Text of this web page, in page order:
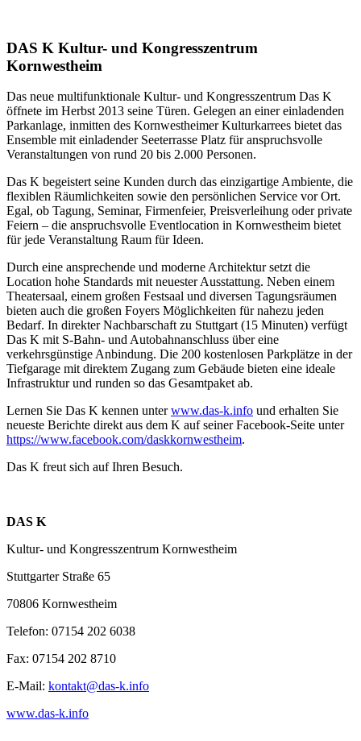
DAS K Kultur- und Kongresszentrum
Kornwestheim
Das neue multifunktionale Kultur- und Kongresszentrum Das K
öffnete im Herbst 2013 seine Türen. Gelegen an einer einladenden
Parkanlage, inmitten des Kornwestheimer Kulturkarrees bietet das
Ensemble mit einladender Seeterrasse Platz für anspruchsvolle
Veranstaltungen von rund 20 bis 2.000 Personen.
Das K begeistert seine Kunden durch das einzigartige Ambiente, die
flexiblen Räumlichkeiten sowie den persönlichen Service vor Ort.
Egal, ob Tagung, Seminar, Firmenfeier, Preisverleihung oder private
Feiern – die anspruchsvolle Eventlocation in Kornwestheim bietet
für jede Veranstaltung Raum für Ideen.
Durch eine ansprechende und moderne Architektur setzt die
Location hohe Standards mit neuester Ausstattung. Neben einem
Theatersaal, einem großen Festsaal und diversen Tagungsräumen
bieten auch die großen Foyers Möglichkeiten für nahezu jeden
Bedarf. In direkter Nachbarschaft zu Stuttgart (15 Minuten) verfügt
Das K mit S-Bahn- und Autobahnanschluss über eine
verkehrsgünstige Anbindung. Die 200 kostenlosen Parkplätze in der
Tiefgarage mit direktem Zugang zum Gebäude bieten eine ideale
Infrastruktur und runden so das Gesamtpaket ab.
Lernen Sie Das K kennen unterwww.das-k.info und erhalten Sie
neueste Berichte direkt aus dem K auf seiner Facebook-Seite unter
https://www.facebook.com/daskkornwestheim.
Das K freut sich auf Ihren Besuch.
DAS K
Kultur- und Kongresszentrum Kornwestheim
Stuttgarter Straße 65
70806 Kornwestheim
Telefon: 07154 202 6038
Fax: 07154 202 8710
E-Mail: kontakt@das-k.info
www.das-k.info